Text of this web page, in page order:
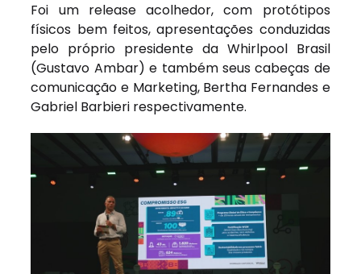
Foi um release acolhedor, com protótipos
físicos bem feitos, apresentações conduzidas
pelo próprio presidente da Whirlpool Brasil
(Gustavo Ambar) e também seus cabeças de
comunicação e Marketing, Bertha Fernandes e
Gabriel Barbieri respectivamente.